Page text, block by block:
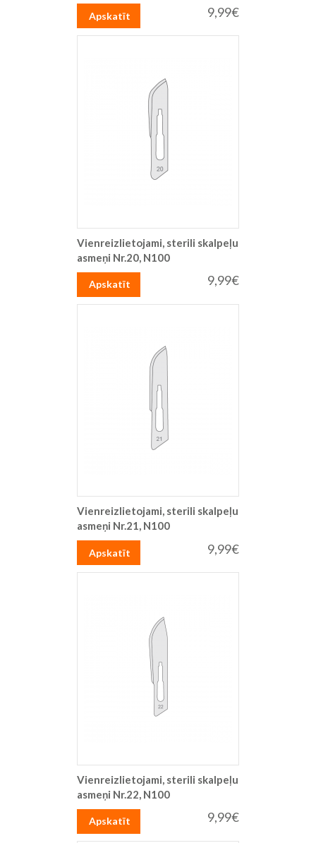
9,99€
Apskatīt
Vienreizlietojami, sterili skalpeļu
asmeņi Nr.20, N100
9,99€
Apskatīt
Vienreizlietojami, sterili skalpeļu
asmeņi Nr.21, N100
9,99€
Apskatīt
Vienreizlietojami, sterili skalpeļu
asmeņi Nr.22, N100
9,99€
Apskatīt